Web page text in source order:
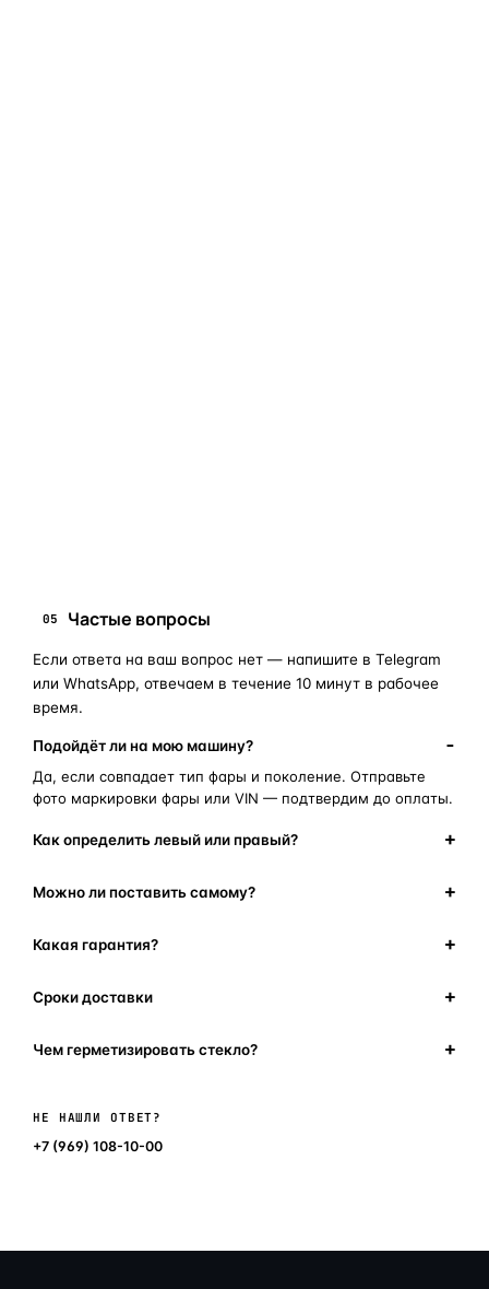
05 Частые вопросы
Если ответа на ваш вопрос нет — напишите в Telegram
или WhatsApp, отвечаем в течение 10 минут в рабочее
время.
Подойдёт ли на мою машину?
Да, если совпадает тип фары и поколение. Отправьте
фото маркировки фары или VIN — подтвердим до оплаты.
Как определить левый или правый?
Можно ли поставить самому?
Какая гарантия?
Сроки доставки
Чем герметизировать стекло?
НЕ НАШЛИ ОТВЕТ?
+7 (969) 108-10-00